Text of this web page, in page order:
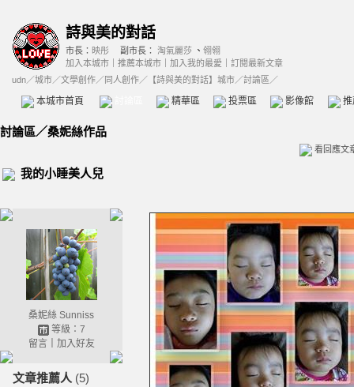
詩與美的對話
市長： 映彤 副市長： 淘氣麗莎 、 翎翎
加入本城市
推薦本城市 加入我的最愛
訂閱最新文章
udn／城市／文學創作／同人創作／ 【詩與美的對話】城市／討論區／
本城市首頁 精華區 投票區 影像館
討論區／桑妮絲作品
看回應文
我的小睡美人兒
桑妮絲 Sunniss
等級：7
留言｜ 加入好友
文章推薦人 (5)